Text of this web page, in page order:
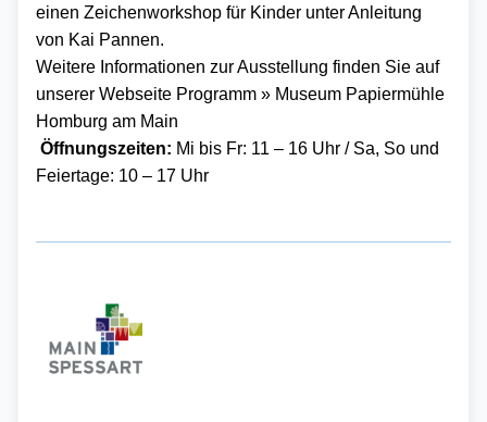
einen Zeichenworkshop für Kinder unter Anleitung
von Kai Pannen.
Weitere Informationen zur Ausstellung finden Sie auf
unserer Webseite Programm » Museum Papiermühle
Homburg am Main
Öffnungszeiten: Mi bis Fr: 11 – 16 Uhr / Sa, So und
Feiertage: 10 – 17 Uhr